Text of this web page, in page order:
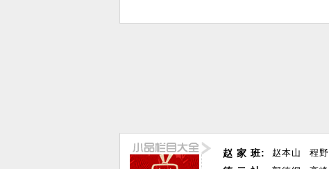
赵 家 班:
赵本山 程野